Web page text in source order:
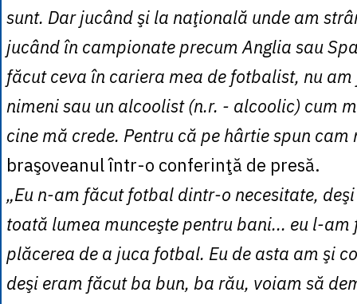
sunt. Dar jucând şi la naţională unde am
jucând în campionate precum Anglia sau
făcut ceva în cariera mea de fotbalist, nu am
nimeni sau un alcoolist (n.r. - alcoolic) cum
cine mă crede. Pentru că pe hârtie spun
braşoveanul într-o conferinţă de presă.
„Eu n-am făcut fotbal dintr-o necesitate,
toată lumea munceşte pentru bani... eu l-am
plăcerea de a juca fotbal. Eu de asta am şi
deşi eram făcut ba bun, ba rău, voiam să